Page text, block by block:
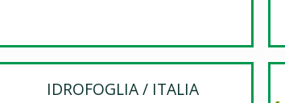
IDROFOGLIA / ITALIA